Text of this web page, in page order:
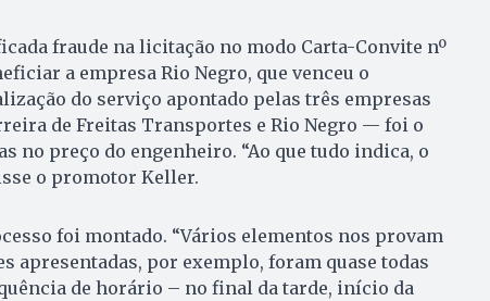
fraude na licitação no modo Carta-Convite nº
a empresa Rio Negro, que venceu o
do serviço apontado pelas três empresas
de Freitas Transportes e Rio Negro — foi o
no preço do engenheiro. “Ao que tudo indica, o
o promotor Keller.
foi montado. “Vários elementos nos provam
apresentadas, por exemplo, foram quase todas
de horário – no final da tarde, início da